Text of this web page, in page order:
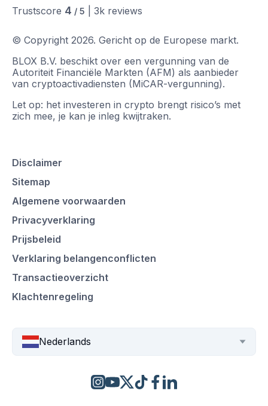
Trustscore 4 / 5 3k reviews
© Copyright 2026. Gericht op de Europese markt.
BLOX B.V. beschikt over een vergunning van de
Autoriteit Financiële Markten (AFM) als aanbieder
van cryptoactivadiensten (MiCAR-vergunning).
Let op: het investeren in crypto brengt risico’s met
zich mee, je kan je inleg kwijtraken.
Disclaimer
Sitemap
Algemene voorwaarden
Privacyverklaring
Prijsbeleid
Verklaring belangenconflicten
Transactieoverzicht
Klachtenregeling
Nederlands